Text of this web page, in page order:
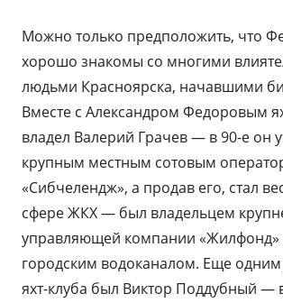
Можно только предположить, что
хорошо знакомы со многими
людьми Красноярска, начавшими
Вместе с Александром Федоровым
владел Валерий Грачев — в 90-е он
крупным местным сотовым
«Сибчелендж», а продав его, стал
сфере ЖКХ — был владельцем
управляющей компании «Жилфонд»
городским водоканалом. Еще
яхт-клуба был Виктор Поддубный —